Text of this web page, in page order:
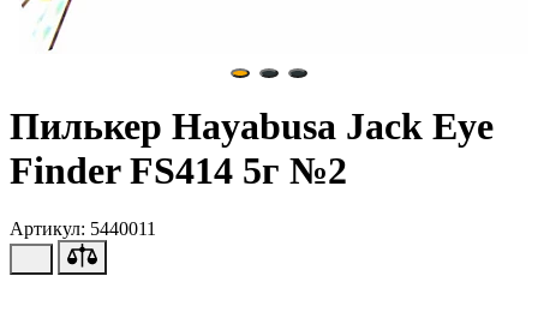
Пилькер Hayabusa Jack Eye
Finder FS414 5г №2
Артикул: 5440011